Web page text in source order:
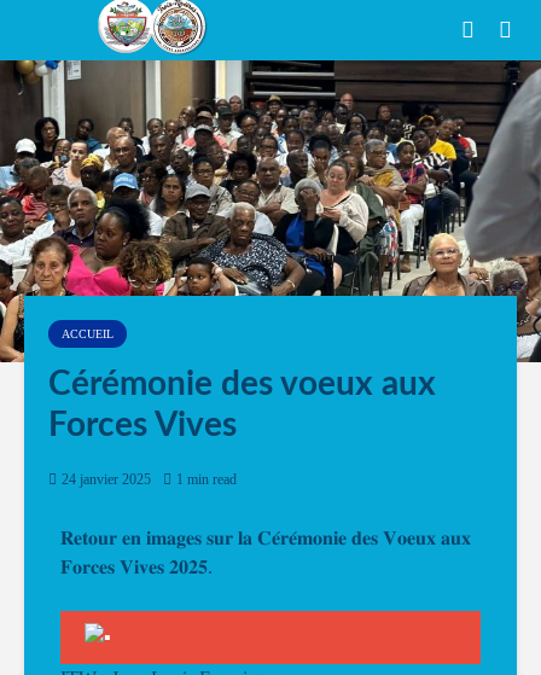
ACCUEIL
Cérémonie des voeux aux
Forces Vives
24 janvier 2025 1 min read
𝐑𝐞𝐭𝐨𝐮𝐫 𝐞𝐧 𝐢𝐦𝐚𝐠𝐞𝐬 𝐬𝐮𝐫 𝐥𝐚 𝐂𝐞́𝐫𝐞́𝐦𝐨𝐧𝐢𝐞 𝐝𝐞𝐬 𝐕𝐨𝐞𝐮𝐱 𝐚𝐮𝐱
𝐅𝐨𝐫𝐜𝐞𝐬 𝐕𝐢𝐯𝐞𝐬 𝟐𝟎𝟐𝟓.